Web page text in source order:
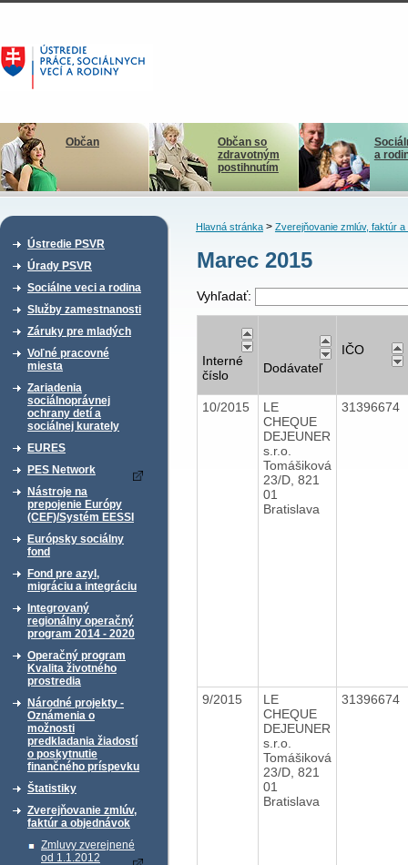
Občan
Občan so
zdravotným
postihnutím
a
Ústredie PSVR
Úrady PSVR
Sociálne veci a rodina
Služby zamestnanosti
Záruky pre mladých
Voľné pracovné
miesta
Zariadenia
sociálnoprávnej
ochrany detí a
sociálnej kurately
EURES
PES Network
Nástroje na
prepojenie Európy
(CEF)/Systém EESSI
Európsky sociálny
fond
Fond pre azyl,
migráciu a integráciu
Integrovaný
regionálny operačný
program 2014 - 2020
Operačný program
Kvalita životného
prostredia
Národné projekty -
Oznámenia o
možnosti
predkladania žiadostí
o poskytnutie
finančného príspevku
Štatistiky
Zverejňovanie zmlúv,
faktúr a objednávok
Zmluvy zverejnené
od 1.1.2012
Hlavná stránka> Zverejňovanie zmlúv, faktúr a
Marec 2015
Vyhľadať:
Interné
číslo
Dodávateľ
IČO
10/2015
LE
CHEQUE
DEJEUNER
s.r.o.
Tomášiková
23/D, 821
01
Bratislava
31396674
9/2015
LE
CHEQUE
DEJEUNER
s.r.o.
Tomášiková
23/D, 821
01
Bratislava
31396674